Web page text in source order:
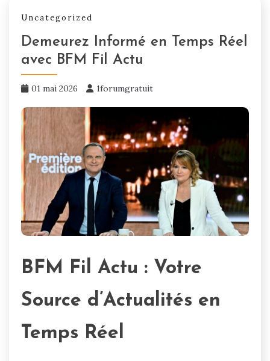
Uncategorized
Demeurez Informé en Temps Réel
avec BFM Fil Actu
01 mai 2026 1forumgratuit
BFM Fil Actu : Votre
Source d’Actualités en
Temps Réel